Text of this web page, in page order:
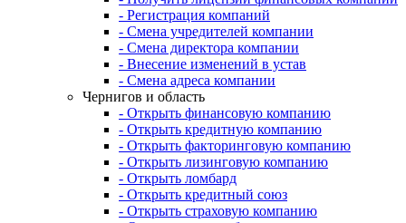
- Регистрация компаний
- Смена учредителей компании
- Смена директора компании
- Внесение изменений в устав
- Смена адреса компании
Чернигов и область
- Открыть финансовую компанию
- Открыть кредитную компанию
- Открыть факторинговую компанию
- Открыть лизинговую компанию
- Открыть ломбард
- Открыть кредитный союз
- Открыть страховую компанию